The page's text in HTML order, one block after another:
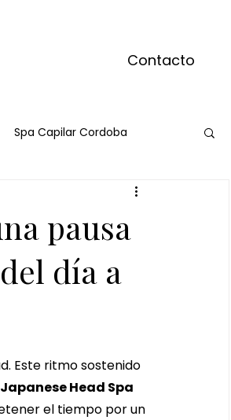
Contacto
Spa Capilar Cordoba
pausa
día a
Este ritmo sostenido
Japanese Head Spa
el tiempo por un